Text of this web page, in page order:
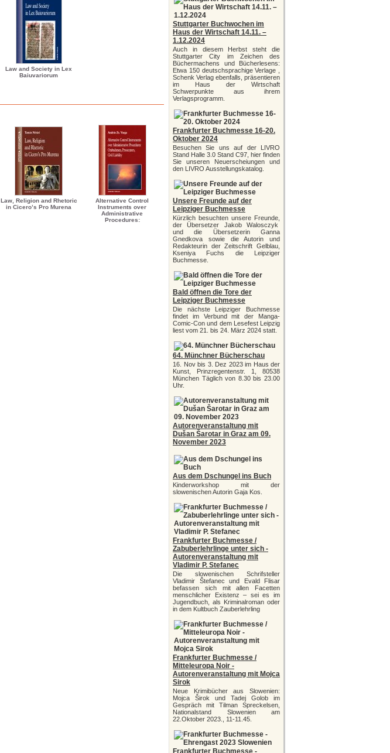
Law and Society in Lex
Baiuvariorum
Law, Religion and Rhetoric
in Cicero’s Pro Murena
Alternative Control
Instruments over
Administrative
Procedures:
Stuttgarter Buchwochen im
Haus der Wirtschaft 14.11. –
1.12.2024
Auch in diesem Herbst steht die
Stuttgarter City im Zeichen des
Büchermachens und Bücherlesens:
Etwa 150 deutschsprachige Verlage ,
Schenk Verlag ebenfalls, präsentieren
im Haus der Wirtschaft
Schwerpunkte aus ihrem
Verlagsprogramm.
Frankfurter Buchmesse 16-20.
Oktober 2024
Besuchen Sie uns auf der LIVRO
Stand Halle 3.0 Stand C97, hier finden
Sie unseren Neuerscheiungen und
den LIVRO Ausstellungskatalog.
Unsere Freunde auf der
Leipziger Buchmesse
Kürzlich besuchten unsere Freunde,
der Übersetzer Jakob Walosczyk
und die Übersetzerin Ganna
Gnedkova sowie die Autorin und
Redakteurin der Zeitschrift Gelblau,
Kseniya Fuchs die Leipziger
Buchmesse.
Bald öffnen die Tore der
Leipziger Buchmesse
Die nächste Leipziger Buchmesse
findet im Verbund mit der Manga-
Comic-Con und dem Lesefest Leipzig
liest vom 21. bis 24. März 2024 statt.
64. Münchner Bücherschau
16. Nov bis 3. Dez 2023 im Haus der
Kunst, Prinzregentenstr. 1, 80538
München Täglich von 8.30 bis 23.00
Uhr.
Autorenveranstaltung mit
Dušan Šarotar in Graz am 09.
November 2023
Aus dem Dschungel ins Buch
Kinderworkshop mit der
slowenischen Autorin Gaja Kos.
Frankfurter Buchmesse /
Zabuberlehrlinge unter sich -
Autorenveranstaltung mit
Vladimir P. Stefanec
Die slowenischen Schrifsteller
Vladimir Štefanec und Evald Flisar
befassen sich mit allen Facetten
menschlicher Existenz – sei es im
Jugendbuch, als Kriminalroman oder
in dem Kultbuch Zauberlehrling
Frankfurter Buchmesse /
Mitteleuropa Noir -
Autorenveranstaltung mit Mojca
Sirok
Neue Krimibücher aus Slowenien:
Mojca Širok und Tadej Golob im
Gespräch mit Tilman Spreckelsen,
Nationalstand Slowenien am
22.Oktober 2023., 11-11.45.
Frankfurter Buchmesse -